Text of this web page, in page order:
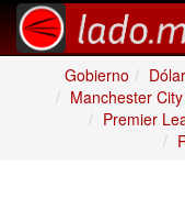
Gobierno
Manchester
Premier